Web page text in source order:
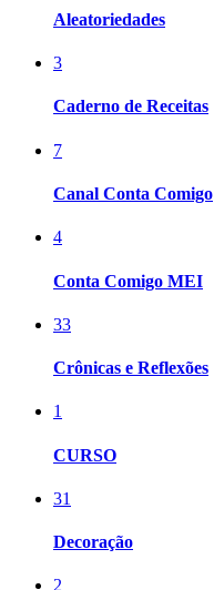
Aleatoriedades
3
Caderno de Receitas
7
Canal Conta Comigo
4
Conta Comigo MEI
33
Crônicas e Reflexões
1
CURSO
31
Decoração
2